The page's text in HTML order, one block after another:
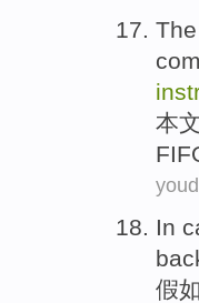
The
本
In
假如